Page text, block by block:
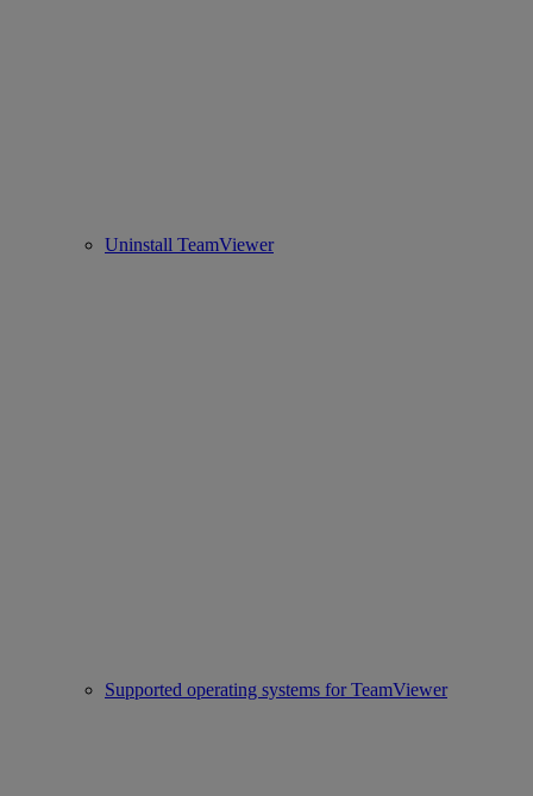
Uninstall TeamViewer
Supported operating systems for TeamViewer